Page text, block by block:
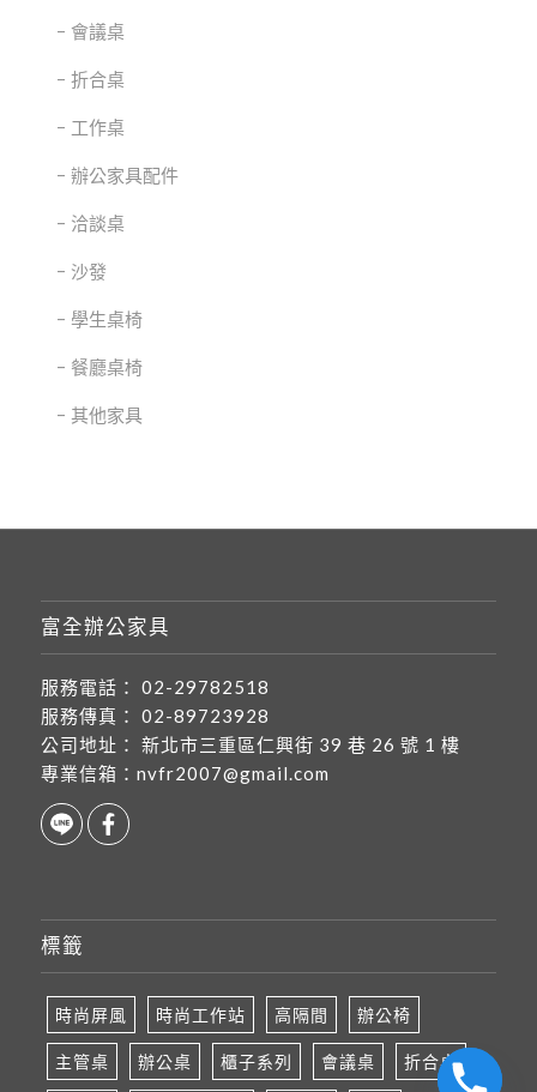
會議桌
折合桌
工作桌
辦公家具配件
洽談桌
沙發
學生桌椅
餐廳桌椅
其他家具
富全辦公家具
服務電話：
02-29782518
服務傳真：
02-89723928
公司地址：
新北市三重區仁興街 39 巷 26 號 1 樓
專業信箱： nvfr2007@gmail.com
標籤
時尚屏風 時尚工作站 高隔間 辦公椅
主管桌 辦公桌 櫃子系列 會議桌 折合桌